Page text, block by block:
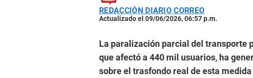
REDACCIÓN DIARIO CORREO
Actualizado el 09/06/2026, 06:57 p.m.
La paralización parcial del transporte
que afectó a 440 mil usuarios, ha
sobre el trasfondo real de esta